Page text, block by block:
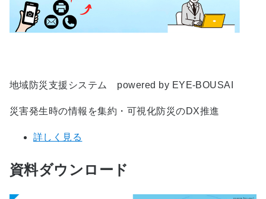
地域防災支援システム powered by EYE-BOUSAI
災害発生時の情報を集約・可視化防災のDX推進
詳しく見る
資料ダウンロード